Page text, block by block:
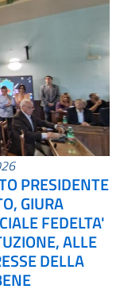
PRESIDENTE
GIURA
FEDELTA'
ALLE
DELLA